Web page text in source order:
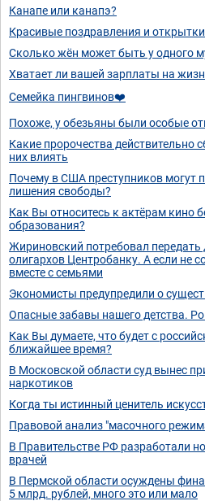
Канапе или канапэ?
Красивые поздравления и
Сколько жён может быть у одного
Хватает ли вашей зарплаты на
Семейка пингвинов❤️
Похоже, у обезьяны были особые
Какие пророчества действительно
них влиять
Почему в США преступников могут
лишения свободы?
Как Вы относитесь к актёрам кино
образования?
Жириновский потребовал передать
олигархов Центробанку. А если не
вместе с семьями
Экономисты предупредили о
Опасные забавы нашего детства.
Как Вы думаете, что будет с
ближайшее время?
В Московской области суд вынес
наркотиков
Когда ты истинный ценитель
Правовой анализ "масочного
В Правительстве РФ разработали
врачей
В Пермской области осуждены
5 млрд. рублей, много это или мало